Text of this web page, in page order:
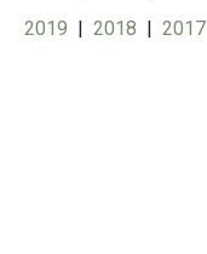
2019 | 2018 | 2017